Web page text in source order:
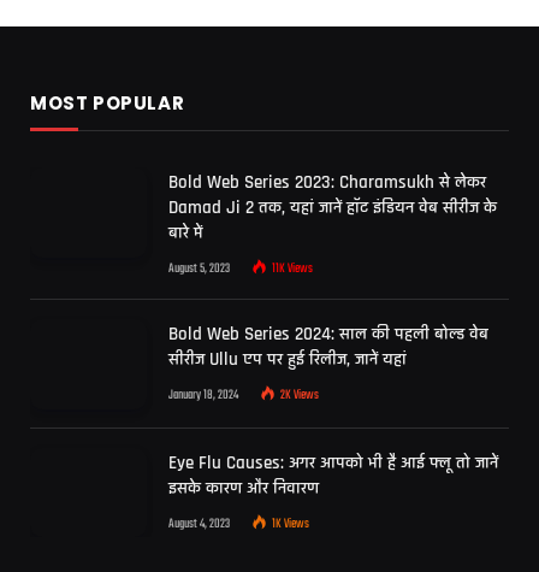
MOST POPULAR
Bold Web Series 2023: Charamsukh से लेकर
Damad Ji 2 तक, यहां जानें हॉट इंडियन वेब सीरीज के
बारे में
August 5, 2023 11KViews
Bold Web Series 2024: साल की पहली बोल्ड वेब
सीरीज Ullu एप पर हुई रिलीज, जानें यहां
January 18, 2024 2KViews
Eye Flu Causes: अगर आपको भी है आई फ्लू तो जानें
इसके कारण और निवारण
August 4, 2023 1KViews